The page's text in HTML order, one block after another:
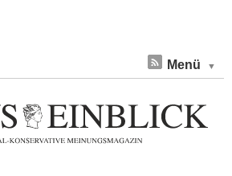
Menü